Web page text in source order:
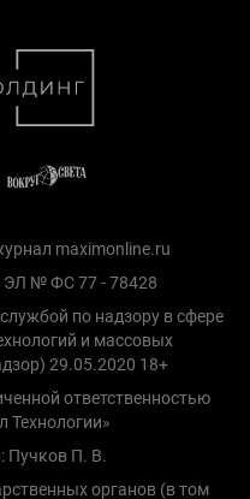
maximonline.ru
ЭЛ № ФС 77 - 78428
по надзору в сфере
и массовых
29.05.2020 18+
ответственностью
Пучков П. В.
органов (в том